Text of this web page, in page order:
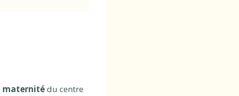
maternitédu centre